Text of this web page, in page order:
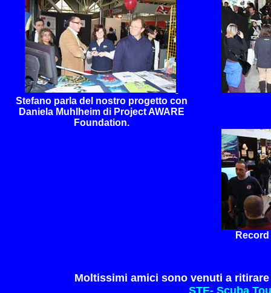
Stefano parla del nostro progetto con
Daniela Muhlheim di Project AWARE
Foundation.
Moltissimi amici sono venuti a
STE- Scuba